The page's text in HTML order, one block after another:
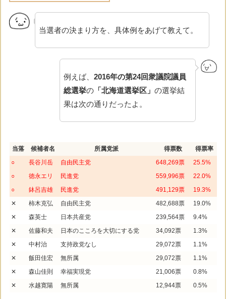
当選者の決まり方を、具体例をあげて教えて。
例えば、 2016年の第24回衆議院議員
総選挙の「北海道選挙区」 の選挙結
果は次の通りだったよ。
当落 候補者名 所属党派 得票数
得票率
○
長谷川岳 自由民主党 648,269票
25.5%
○
徳永エリ 民進党 559,996票
22.0%
○
鉢呂吉雄 民進党 491,129票
19.3%
✕
柿木克弘 自由民主党 482,688票
19.0%
✕
森英士 日本共産党 239,564票
9.4%
✕
佐藤和夫 日本のこころを大切にする党 34,092票
1.3%
✕
中村治 支持政党なし 29,072票
1.1%
✕
飯田佳宏 無所属 29,072票
1.1%
✕
森山佳則 幸福実現党 21,006票
0.8%
✕
水越寛陽 無所属 12,944票 0.5%